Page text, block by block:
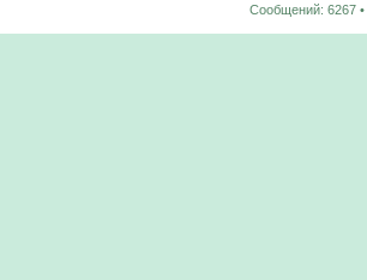
Сообщений: 6267 •